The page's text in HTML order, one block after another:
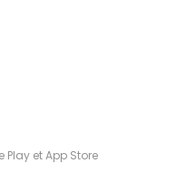
et App Store